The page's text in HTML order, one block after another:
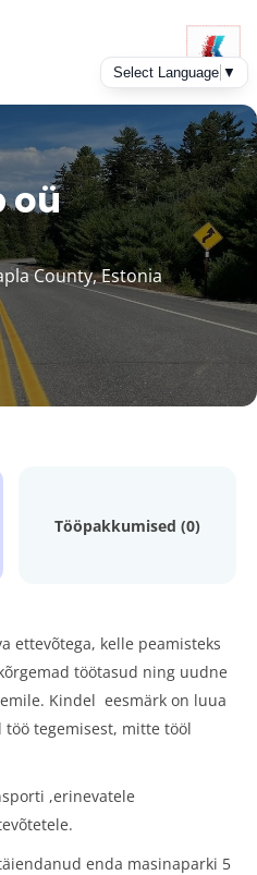
oü
County, Estonia
Tööpakkumised (0)
ettevõtega, kelle peamisteks
töötasud ning uudne
Kindel eesmärk on luua
tegemisest, mitte tööl
,erinevatele
enda masinaparki 5